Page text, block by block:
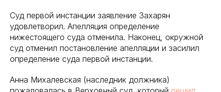
Суд первой инстанции заявление Захарян
удовлетворил. Апелляция определение
нижестоящего суда отменила. Наконец, окружной
суд отменил постановление апелляции и засилил
определение суда первой инстанции.
Анна Михалевская (наследник должника)